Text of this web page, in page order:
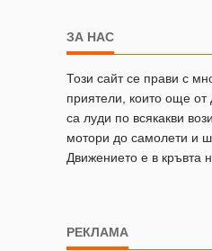
ЗА НАС
Този сайт се прави с
приятели, които още от
са луди по всякакви
мотори до самолети и
Движението е в кръвта
РЕКЛАМА